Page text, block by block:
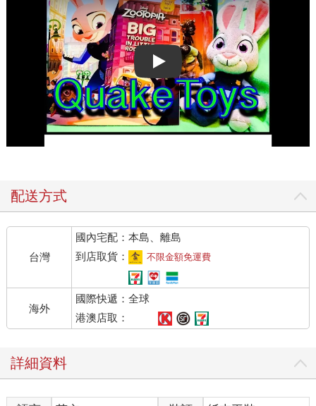
Play video
配送方式
台灣
國內宅配：本島、離島
到店取貨：
不限金額免運費
海外
國際快遞：全球
港澳店取：
詳細資料